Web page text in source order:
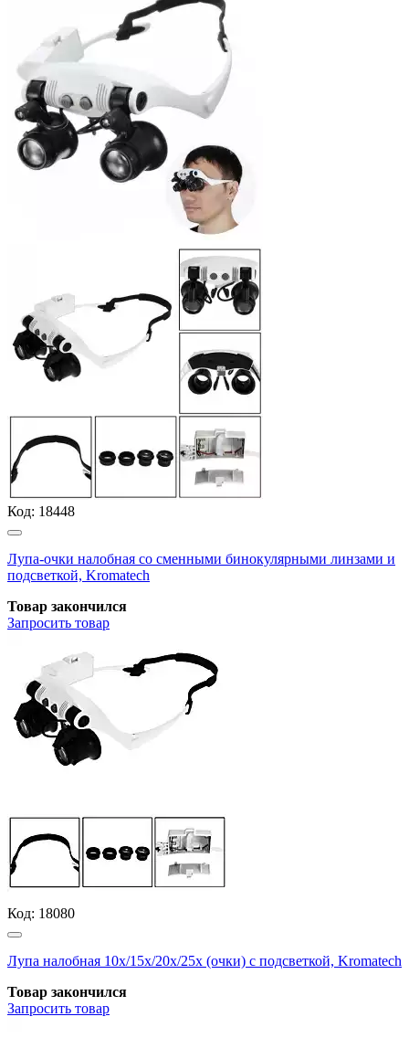
Код: 18448
Лупа-очки налобная со сменными бинокулярными линзами и
подсветкой, Kromatech
Товар закончился
Запросить товар
Код: 18080
Лупа налобная 10х/15х/20х/25х (очки) с подсветкой, Kromatech
Товар закончился
Запросить товар